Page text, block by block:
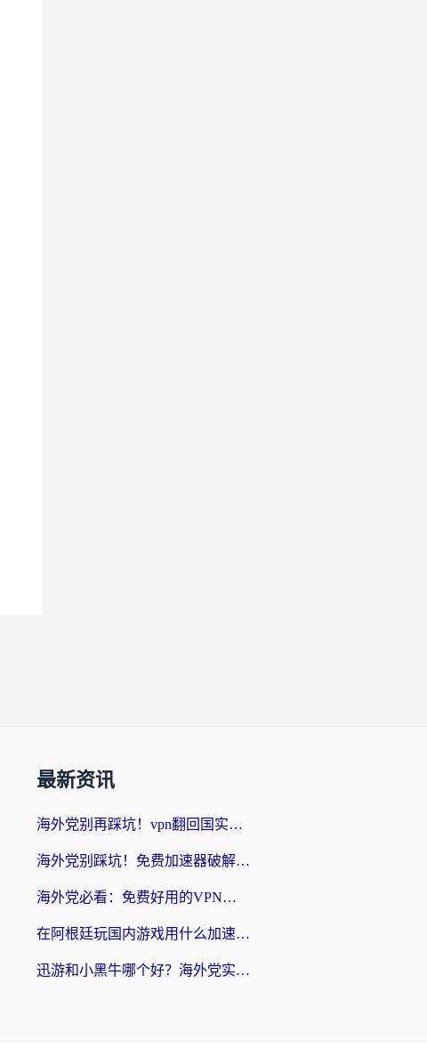
最新资讯
海外党别再踩坑！vpn翻回国实用指南——选对加速器，国内资源无缝用
海外党别踩坑！免费加速器破解版真的能用？教你无缝访问国内资源的正确姿势
海外党必看：免费好用的VPN？不如选对转国内加速器实现无缝追剧
在阿根廷玩国内游戏用什么加速器？3年海外党亲测实用指南
迅游和小黑牛哪个好？海外党实测指南，选对中国地址加速器才能无缝刷国内资源